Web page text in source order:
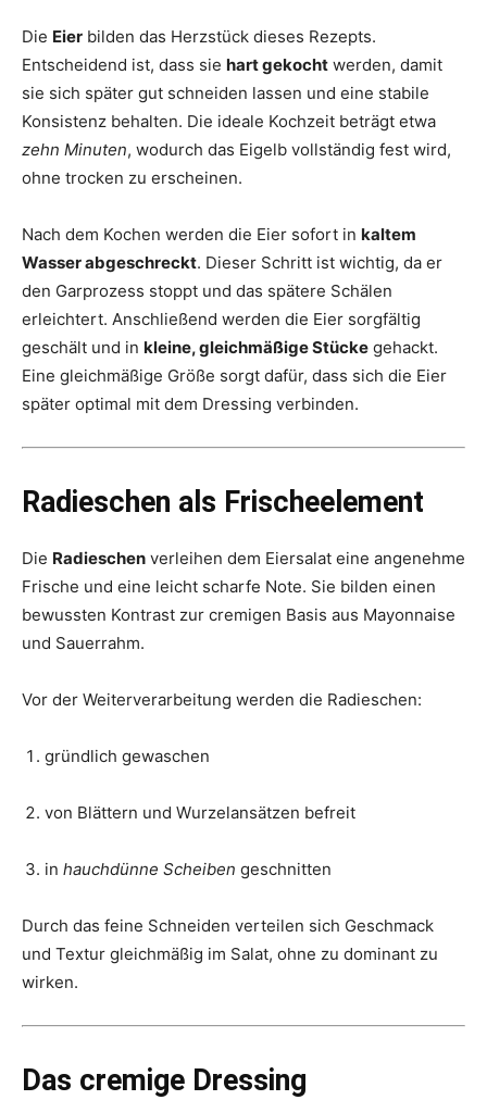
Die Eier bilden das Herzstück dieses Rezepts.
Entscheidend ist, dass sie hart gekocht werden, damit
sie sich später gut schneiden lassen und eine stabile
Konsistenz behalten. Die ideale Kochzeit beträgt etwa
zehn Minuten, wodurch das Eigelb vollständig fest wird,
ohne trocken zu erscheinen.
Nach dem Kochen werden die Eier sofort in kaltem
Wasser abgeschreckt. Dieser Schritt ist wichtig, da er
den Garprozess stoppt und das spätere Schälen
erleichtert. Anschließend werden die Eier sorgfältig
geschält und in kleine, gleichmäßige Stücke gehackt.
Eine gleichmäßige Größe sorgt dafür, dass sich die Eier
später optimal mit dem Dressing verbinden.
Radieschen als Frischeelement
Die Radieschen verleihen dem Eiersalat eine angenehme
Frische und eine leicht scharfe Note. Sie bilden einen
bewussten Kontrast zur cremigen Basis aus Mayonnaise
und Sauerrahm.
Vor der Weiterverarbeitung werden die Radieschen:
gründlich gewaschen
von Blättern und Wurzelansätzen befreit
in hauchdünne Scheiben geschnitten
Durch das feine Schneiden verteilen sich Geschmack
und Textur gleichmäßig im Salat, ohne zu dominant zu
wirken.
Das cremige Dressing